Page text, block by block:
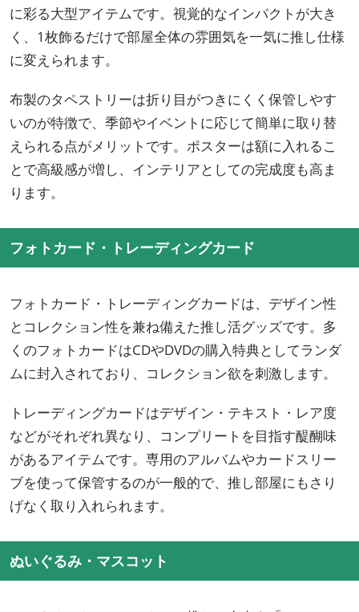
に彩る大型アイテムです。視覚的なインパクトが大き
く、1枚飾るだけで部屋全体の雰囲気を一気に推し仕様
に変えられます。
布製のタペストリーは折り目がつきにくく保管しやす
いのが特徴で、季節やイベントに応じて簡単に取り替
えられる点がメリットです。ポスターは額に入れるこ
とで高級感が増し、インテリアとしての完成度も高ま
ります。
フォトカード・トレーディングカード
フォトカード・トレーディングカードは、デザイン性
とコレクション性を兼ね備えた推し活グッズです。多
くのフォトカードはCDやDVDの購入特典としてランダ
ムに封入されており、コレクション欲を刺激します。
トレーディングカードはデザイン・テキスト・レア度
などがそれぞれ異なり、コンプリートを目指す醍醐味
があるアイテムです。専用のアルバムやカードスリー
ブを使って保管するのが一般的で、推し部屋にもさり
げなく取り入れられます。
ぬいぐるみ・マスコット